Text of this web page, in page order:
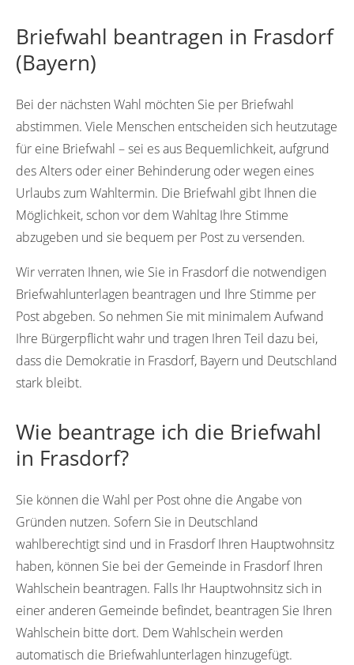
Briefwahl beantragen in Frasdorf
(Bayern)
Bei der nächsten Wahl möchten Sie per Briefwahl
abstimmen. Viele Menschen entscheiden sich heutzutage
für eine Briefwahl – sei es aus Bequemlichkeit, aufgrund
des Alters oder einer Behinderung oder wegen eines
Urlaubs zum Wahltermin. Die Briefwahl gibt Ihnen die
Möglichkeit, schon vor dem Wahltag Ihre Stimme
abzugeben und sie bequem per Post zu versenden.
Wir verraten Ihnen, wie Sie in Frasdorf die notwendigen
Briefwahlunterlagen beantragen und Ihre Stimme per
Post abgeben. So nehmen Sie mit minimalem Aufwand
Ihre Bürgerpflicht wahr und tragen Ihren Teil dazu bei,
dass die Demokratie in Frasdorf, Bayern und Deutschland
stark bleibt.
Wie beantrage ich die Briefwahl
in Frasdorf?
Sie können die Wahl per Post ohne die Angabe von
Gründen nutzen. Sofern Sie in Deutschland
wahlberechtigt sind und in Frasdorf Ihren Hauptwohnsitz
haben, können Sie bei der Gemeinde in Frasdorf Ihren
Wahlschein beantragen. Falls Ihr Hauptwohnsitz sich in
einer anderen Gemeinde befindet, beantragen Sie Ihren
Wahlschein bitte dort. Dem Wahlschein werden
automatisch die Briefwahlunterlagen hinzugefügt.